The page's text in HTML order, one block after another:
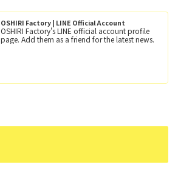
OSHIRI Factory | LINE Official Account
OSHIRI Factory's LINE official account profile
page. Add them as a friend for the latest news.